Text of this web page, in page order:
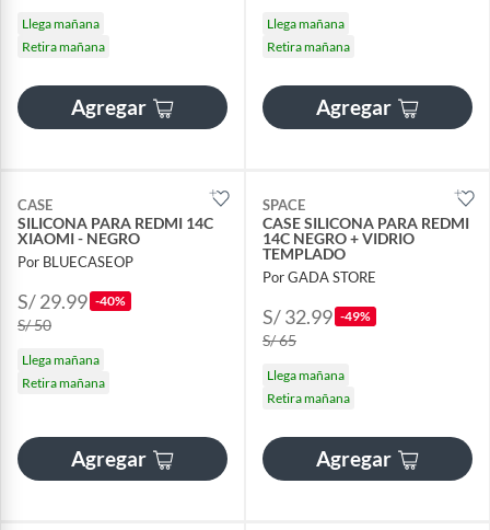
Llega mañana
Retira mañana
Agregar
Llega mañana
Retira mañana
Agregar
CASE
SILICONA PARA REDMI 14C
XIAOMI - NEGRO
Por BLUECASEOP
S/ 29.99 -40%
S/ 50
Llega mañana
Retira mañana
Agregar
SPACE
CASE SILICONA PARA REDMI
14C NEGRO + VIDRIO
TEMPLADO
Por GADA STORE
S/ 32.99 -49%
S/ 65
Llega mañana
Retira mañana
Agregar